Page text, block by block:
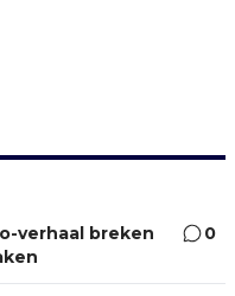
verhaal breken
0